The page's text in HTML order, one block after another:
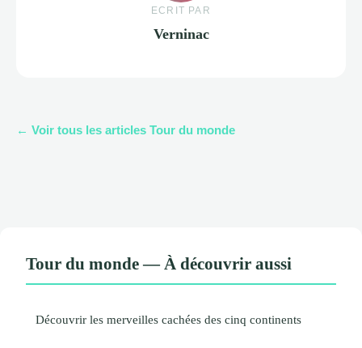
ECRIT PAR
Verninac
← Voir tous les articles Tour du monde
Tour du monde — À découvrir aussi
Découvrir les merveilles cachées des cinq continents